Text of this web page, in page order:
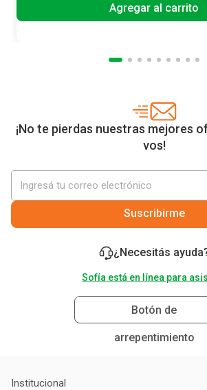
Agregar al carrito
¡No te pierdas nuestras mejores
vos!
Suscribirme
¿Necesitás
Sofía está en línea para
Botón de
arrepentimiento
Institucional